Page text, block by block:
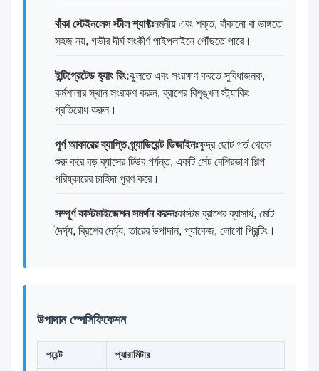
বাঁকা স্টেইনলেস স্টীল শ্যাফ্টঃনমনীয় এবং শক্ত, বাঁকানো বা ভাঙ্গতে
সহজ নয়, গভীর দীর্ঘ সংকীর্ণ পাইপলাইনে পৌঁছতে পারে।
ইন্টিগ্রেটেড হ্যাং রিং:ঝুলতে এবং সংরক্ষণ করতে সুবিধাজনক,
কর্মশালার স্থান সংরক্ষণ করুন, ব্রাশের বিশৃঙ্খল স্ট্যাকিং
প্রতিরোধ করুন।
পূর্ণ আকারের ব্যাপ্তি গ্র্যাডিয়েন্ট ডিজাইনঃক্ষুদ্র ছোট গর্ত থেকে
শুরু করে বড় ব্যাসের টিউব পর্যন্ত, একটি সেট বেশিরভাগ শিল্প
পরিষ্কারের চাহিদা পূরণ করে।
সম্পূর্ণ কাস্টমাইজেশন সমর্থন করুনঃকাস্টম ব্রাশের ব্যাসার্ধ, মোট
দৈর্ঘ্য, ব্রিশের দৈর্ঘ্য, তারের উপাদান, প্যাকেজ, লোগো প্রিন্টিং।
উপাদান স্পেসিফিকেশন
পয়েন্ট প্যারামিটার